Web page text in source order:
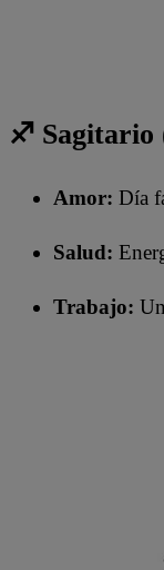
♐
Amor: Día
Salud:
Trabajo: